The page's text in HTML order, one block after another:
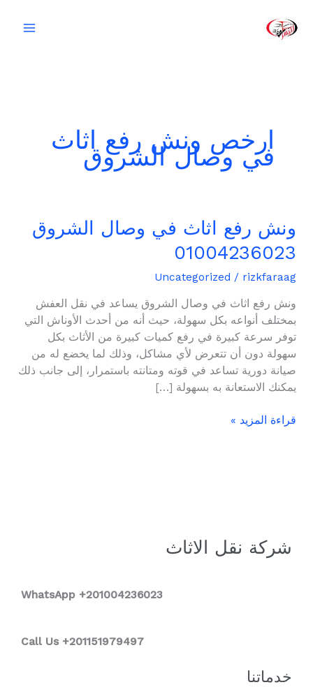
المحتوى
ارخص ونش رفع اثاث
في وصال الشروق
ونش رفع اثاث في وصال الشروق
01004236023
Uncategorized / rizkfaraag
ونش رفع اثاث في وصال الشروق يساعد في نقل العفش
بمختلف أنواعه بكل سهولة، حيث أنه من أحدث الأوناش التي
توفر سرعة كبيرة في رفع كميات كبيرة من الأثاث بكل
سهولة دون أن تتعرض لأي مشاكل، وذلك لما يخضع له من
صيانة دورية تساعد في قوته ومتانته باستمرار، إلى جانب ذلك
يمكنك الاستعانة به بسهولة […]
ونش
رفع
اثاث
في
الشروق
01004236023
قراءة المزيد »
شركة نقل الاثاث
WhatsApp +201004236023
Call Us +201151979497
خدماتنا